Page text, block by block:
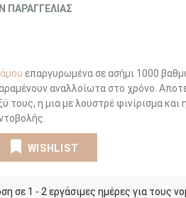
ΠΑΡΑΓΓΕΛΙΑΣ
επαργυρωμένα σε ασήμι 1000
αναλλοίωτα στο χρόνο.
τους, η μια με λουστρέ φινίρισμα και
WISHLIST
σε 1 - 2 εργάσιμες ημέρες για τους